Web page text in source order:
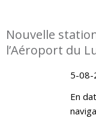
Nouvelle
l’Aéroport du
5-08-
En